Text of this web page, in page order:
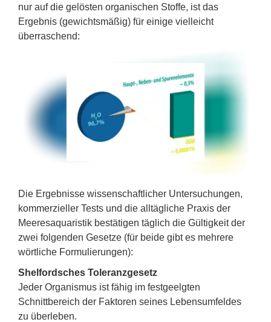
nur auf die gelösten organischen Stoffe, ist das
Ergebnis (gewichtsmäßig) für einige vielleicht
überraschend:
Die Ergebnisse wissenschaftlicher Untersuchungen,
kommerzieller Tests und die alltägliche Praxis der
Meeresaquaristik bestätigen täglich die Gültigkeit der
zwei folgenden Gesetze (für beide gibt es mehrere
wörtliche Formulierungen):
Shelfordsches Toleranzgesetz
Jeder Organismus ist fähig im festgeelgten
Schnittbereich der Faktoren seines Lebensumfeldes
zu überleben.